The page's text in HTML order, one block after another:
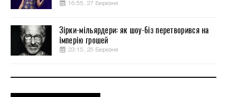
16:55, 27 Березня
Зірки-мільярдери: як шоу-біз перетворився на
імперію грошей
23:15, 25 Березня